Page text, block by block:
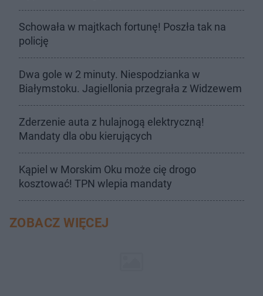
Schowała w majtkach fortunę! Poszła tak na
policję
Dwa gole w 2 minuty. Niespodzianka w
Białymstoku. Jagiellonia przegrała z Widzewem
Zderzenie auta z hulajnogą elektryczną!
Mandaty dla obu kierujących
Kąpiel w Morskim Oku może cię drogo
kosztować! TPN wlepia mandaty
ZOBACZ WIĘCEJ